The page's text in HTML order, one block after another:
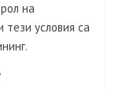
на
тези условия са